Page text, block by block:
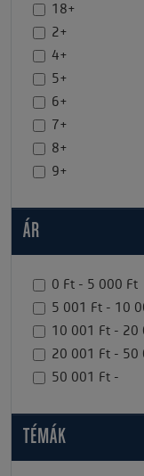
18+
2+
4+
5+
6+
7+
8+
9+
ÁR
0 Ft - 5 000 Ft
5 001 Ft - 10
10 001 Ft - 20
20 001 Ft - 50
50 001 Ft -
TÉMÁK